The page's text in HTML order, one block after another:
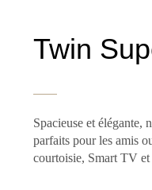
Twin
Spacieuse et élégante,
parfaits pour les amis
courtoisie, Smart TV